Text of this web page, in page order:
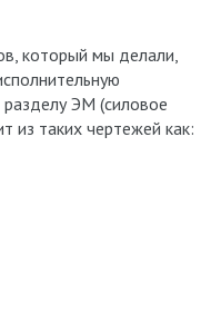
который мы делали,
ЭМ (силовое
из таких чертежей как: